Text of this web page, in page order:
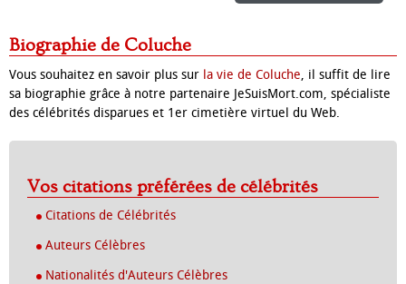
Biographie de Coluche
Vous souhaitez en savoir plus sur la vie de Coluche, il suffit de lire
sa biographie grâce à notre partenaire JeSuisMort.com, spécialiste
des célébrités disparues et 1er cimetière virtuel du Web.
Vos citations préférées de célébrités
Citations de Célébrités
Auteurs Célèbres
Nationalités d'Auteurs Célèbres